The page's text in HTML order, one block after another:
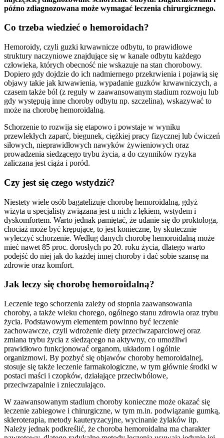
późno zdiagnozowana może wymagać leczenia chirurgicznego.
Co trzeba wiedzieć o hemoroidach?
Hemoroidy, czyli guzki krwawnicze odbytu, to prawidłowe
struktury naczyniowe znajdujące się w kanale odbytu każdego
człowieka, których obecność nie wskazuje na stan chorobowy.
Dopiero gdy dojdzie do ich nadmiernego przekrwienia i pojawią się
objawy takie jak krwawienia, wypadanie guzków krwawniczych, a
czasem także ból (z reguły w zaawansowanym stadium rozwoju lub
gdy występują inne choroby odbytu np. szczelina), wskazywać to
może na chorobę hemoroidalną.
Schorzenie to rozwija się etapowo i powstaje w wyniku
przewlekłych zaparć, biegunek, ciężkiej pracy fizycznej lub ćwiczeń
siłowych, nieprawidłowych nawyków żywieniowych oraz
prowadzenia siedzącego trybu życia, a do czynników ryzyka
zaliczana jest ciąża i poród.
Czy jest się czego wstydzić?
Niestety wiele osób bagatelizuje chorobę hemoroidalną, gdyż
wizyta u specjalisty związana jest u nich z lękiem, wstydem i
dyskomfortem. Warto jednak pamiętać, że udanie się do proktologa,
chociaż może być krępujące, to jest konieczne, by skutecznie
wyleczyć schorzenie. Według danych chorobę hemoroidalną może
mieć nawet 85 proc. dorosłych po 20. roku życia, dlatego warto
podejść do niej jak do każdej innej choroby i dać sobie szansę na
zdrowie oraz komfort.
Jak leczy się chorobę hemoroidalną?
Leczenie tego schorzenia zależy od stopnia zaawansowania
choroby, a także wieku chorego, ogólnego stanu zdrowia oraz trybu
życia. Podstawowym elementem powinno być leczenie
zachowawcze, czyli wdrożenie diety przeciwzaparciowej oraz
zmiana trybu życia z siedzącego na aktywny, co umożliwi
prawidłowo funkcjonować organom, układom i ogólnie
organizmowi. By pozbyć się objawów choroby hemoroidalnej,
stosuje się także leczenie farmakologiczne, w tym głównie środki w
postaci maści i czopków, działające przeciwbólowe,
przeciwzapalnie i znieczulająco.
W zaawansowanym stadium choroby konieczne może okazać się
leczenie zabiegowe i chirurgiczne, w tym m.in. podwiązanie gumką,
skleroterapia, metody kauteryzacyjne, wycinanie żylaków itp.
Należy jednak podkreślić, że choroba hemoroidalna ma charakter